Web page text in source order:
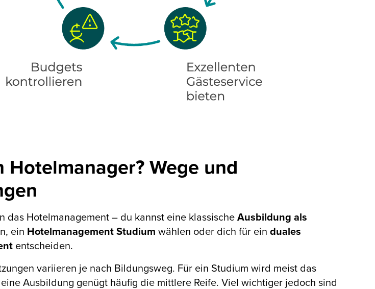
Hotelmanager? Wege und
das Hotelmanagement – du kannst eine klassischeAusbildung als
ein Hotelmanagement Studium wählen oder dich für einduales
entscheiden.
variieren je nach Bildungsweg. Für ein Studium wird meist das
Ausbildung genügt häufig die mittlere Reife. Viel wichtiger jedoch sind